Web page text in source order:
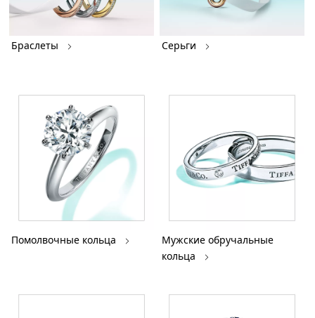
Браслеты Серьги
Помолвочные кольца
Мужские обручальные
кольца